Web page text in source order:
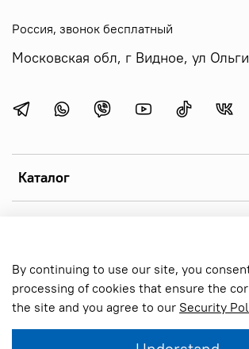
Add to cart
Каталог
Россия, звонок бесплатный
Московская обл, г Видное, ул
Online store created on inSales
By continuing to use our site, you
processing of cookies that ensure the
the site and you agree to our Security